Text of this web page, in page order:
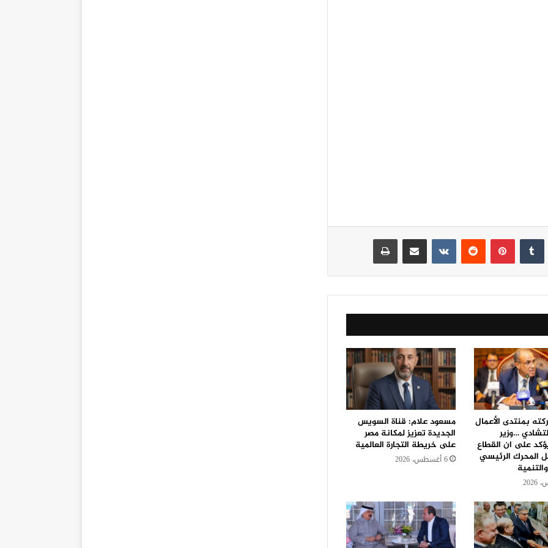
لينكدإن بينتيريست
بمنتدى الأعمال
…وزير
على ان القطاع
المحرك الرئيسي
مسعود علام: قناة السويس
الجديدة تعزيز لمكانة مصر
على خريطة التجارة العالمية
6 أغسطس، 2026